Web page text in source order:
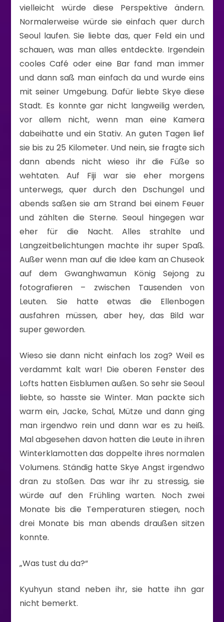
vielleicht würde diese Perspektive ändern.
Normalerweise würde sie einfach quer durch
Seoul laufen. Sie liebte das, quer Feld ein und
schauen, was man alles entdeckte. Irgendein
cooles Café oder eine Bar fand man immer
und dann saß man einfach da und wurde eins
mit seiner Umgebung. Dafür liebte Skye diese
Stadt. Es konnte gar nicht langweilig werden,
vor allem nicht, wenn man eine Kamera
dabeihatte und ein Stativ. An guten Tagen lief
sie bis zu 25 Kilometer. Und nein, sie fragte sich
dann abends nicht wieso ihr die Füße so
wehtaten. Auf Fiji war sie eher morgens
unterwegs, quer durch den Dschungel und
abends saßen sie am Strand bei einem Feuer
und zählten die Sterne. Seoul hingegen war
eher für die Nacht. Alles strahlte und
Langzeitbelichtungen machte ihr super Spaß.
Außer wenn man auf die Idee kam an Chuseok
auf dem Gwanghwamun König Sejong zu
fotografieren – zwischen Tausenden von
Leuten. Sie hatte etwas die Ellenbogen
ausfahren müssen, aber hey, das Bild war
super geworden.
Wieso sie dann nicht einfach los zog? Weil es
verdammt kalt war! Die oberen Fenster des
Lofts hatten Eisblumen außen. So sehr sie Seoul
liebte, so hasste sie Winter. Man packte sich
warm ein, Jacke, Schal, Mütze und dann ging
man irgendwo rein und dann war es zu heiß.
Mal abgesehen davon hatten die Leute in ihren
Winterklamotten das doppelte ihres normalen
Volumens. Ständig hatte Skye Angst irgendwo
dran zu stoßen. Das war ihr zu stressig, sie
würde auf den Frühling warten. Noch zwei
Monate bis die Temperaturen stiegen, noch
drei Monate bis man abends draußen sitzen
konnte.
„Was tust du da?“
Kyuhyun stand neben ihr, sie hatte ihn gar
nicht bemerkt.